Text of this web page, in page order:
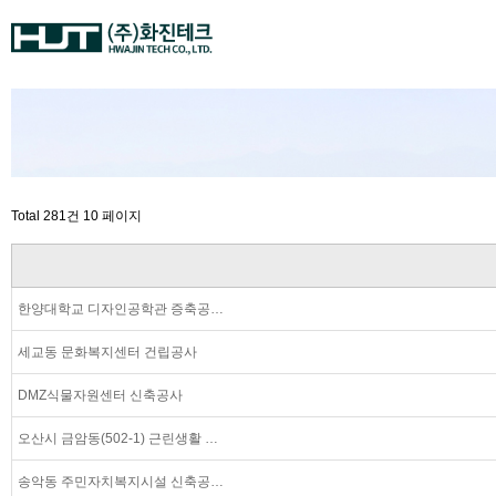
Total 281건 10 페이지
한양대학교 디자인공학관 증축공…
세교동 문화복지센터 건립공사
DMZ식물자원센터 신축공사
오산시 금암동(502-1) 근린생활 …
송악동 주민자치복지시설 신축공…